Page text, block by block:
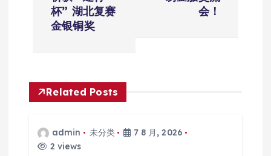
杯” 湖北复赛
金银铜奖
会！
Related Posts
admin 未分类
7 8 月, 2026
2 views